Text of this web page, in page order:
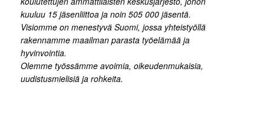
kuuluu 15 jäsenliittoa ja noin 505 000 jäsentä.
Visiomme on menestyvä Suomi, jossa yhteistyöllä
rakennamme maailman parasta työelämää ja
hyvinvointia.
Olemme työssämme avoimia, oikeudenmukaisia,
uudistusmielisiä ja rohkeita.